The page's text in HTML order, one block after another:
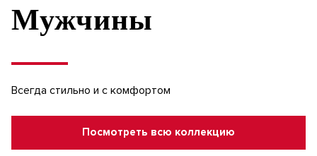
Мужчины
Всегда стильно и с комфортом
Посмотреть всю коллекцию